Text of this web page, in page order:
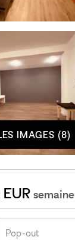
IMAGES (8)
EURsemaine